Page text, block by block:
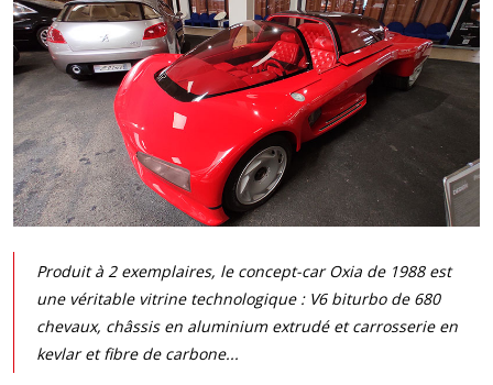
Produit à 2 exemplaires, le concept-car Oxia de 1988 est
une véritable vitrine technologique : V6 biturbo de 680
chevaux, châssis en aluminium extrudé et carrosserie en
kevlar et fibre de carbone...